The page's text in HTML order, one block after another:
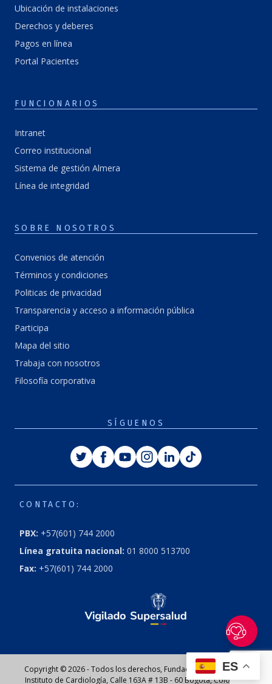
Ubicación de instalaciones
Derechos y deberes
Pagos en línea
Portal Pacientes
FUNCIONARIOS
Intranet
Correo institucional
Sistema de gestión Almera
Línea de integridad
SOBRE NOSOTROS
Convenios de atención
Términos y condiciones
Politicas de privacidad
Transparencia y acceso a información pública
Participa
Mapa del sitio
Trabaja con nosotros
Filosofía corporativa
SÍGUENOS
TwitterFacebook
YoutubeInstagram
LinkedinTiktok
CONTACTO:
PBX: +57(601) 744 2000
Línea gratuita nacional: 01 8000 513700
Fax: +57(601) 744 2000
Copyright © 2026 - Todos los derechos, Fundación Cardioinfantil
Instituto de Cardiología, Calle 163A # 13B - 60 Bogotá, Colombia
ES